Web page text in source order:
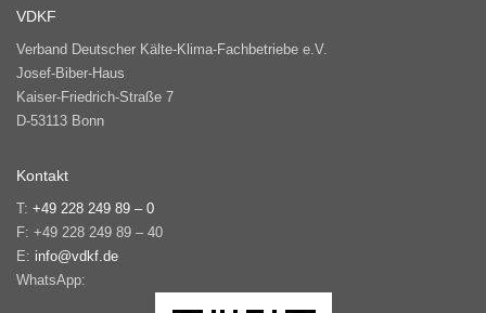
VDKF
Verband Deutscher Kälte-Klima-Fachbetriebe e.V.
Josef-Biber-Haus
Kaiser-Friedrich-Straße 7
D-53113 Bonn
Kontakt
T: +49 228 249 89 – 0
F: +49 228 249 89 – 40
E: info@vdkf.de
WhatsApp: